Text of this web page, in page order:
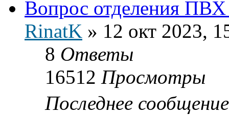
Вопрос отделения
RinatK » 12 окт 2023,
8 Ответы
16512 Просмотры
Последнее